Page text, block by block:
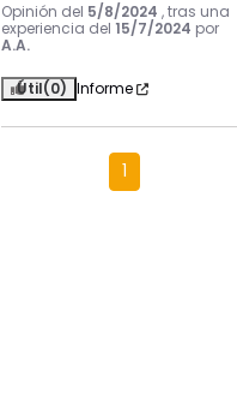
Opinión del 5/8/2024 , tras una
experiencia del 15/7/2024 por
A.A.
Útil(0) Informe
1